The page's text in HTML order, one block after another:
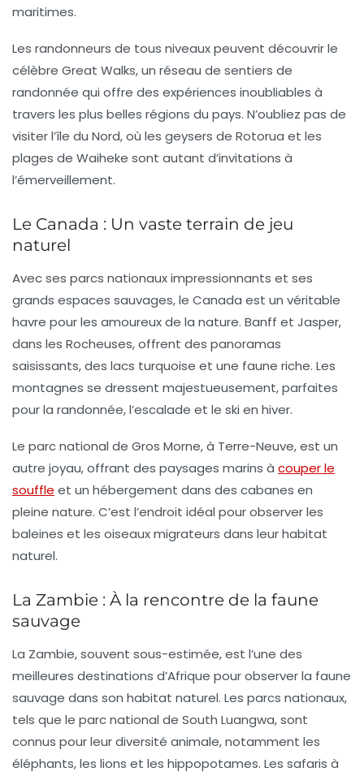
maritimes.
Les randonneurs de tous niveaux peuvent découvrir le
célèbre Great Walks, un réseau de sentiers de
randonnée qui offre des expériences inoubliables à
travers les plus belles régions du pays. N’oubliez pas de
visiter l’île du Nord, où les geysers de Rotorua et les
plages de Waiheke sont autant d’invitations à
l’émerveillement.
Le Canada : Un vaste terrain de jeu
naturel
Avec ses parcs nationaux impressionnants et ses
grands espaces sauvages,le Canada est un véritable
havre pour les amoureux de la nature. Banff et Jasper,
dans les Rocheuses, offrent des panoramas
saisissants, des lacs turquoise et une faune riche. Les
montagnes se dressent majestueusement, parfaites
pour la randonnée, l’escalade et le ski en hiver.
Le parc national de Gros Morne, à Terre-Neuve, est un
autre joyau, offrant des paysages marins à couper le
souffle et un hébergement dans des cabanes en
pleine nature. C’est l’endroit idéal pour observer les
baleines et les oiseaux migrateurs dans leur habitat
naturel.
La Zambie : À la rencontre de la faune
sauvage
La Zambie, souvent sous-estimée, est l’une des
meilleures destinations d’Afrique pour observer la faune
sauvage dans son habitat naturel. Les parcs nationaux,
tels que le parc national de South Luangwa, sont
connus pour leur diversité animale, notamment les
éléphants, les lions et les hippopotames. Les safaris à